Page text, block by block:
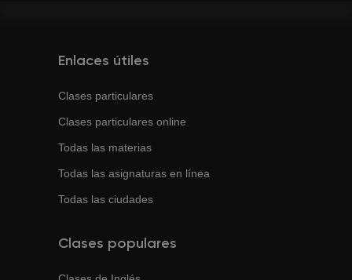
Enlaces útiles
Clases particulares
Clases particulares online
Todas las materias
Todas las asignaturas en línea
Todas las ciudades
Clases populares